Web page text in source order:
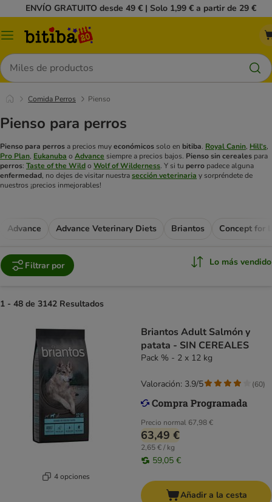
ENVÍO GRATUITO desde 49 € | Solo 1,99 € a partir de 29 €
Menú
Buscar
Comida Perros Pienso
Pienso para perros
Pienso para perrosa precios muyeconómicos solo en bitiba. Royal Canin, Hill‘s,
Pro Plan, Eukanuba o Advance siempre a precios bajos. Piensosin cereales para
perros: Taste of the Wildo Wolf of Wilderness. Y si tu perro padece alguna
enfermedad, no dejes de visitar nuestrasección veterinaria y sorpréndete de
nuestros ¡precios inmejorables!
Advance Advance Veterinary Diets Briantos Concept for
Filtrar por Lo más vendido
1 - 48 de 3142 Resultados
4 opciones
Briantos Adult Salmón y
patata - SIN CEREALES
Pack % - 2 x 12 kg
Precio normal 67,98 €
63,49 €
2,65 € / kg
59,05 €
Valoración: 3.9/5 (60)
Añadir a la cesta